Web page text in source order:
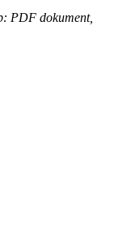
PDF dokument,